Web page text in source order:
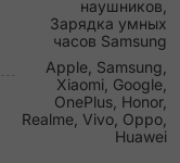
наушников,
Зарядка умных
часов Samsung
Apple, Samsung,
Xiaomi, Google,
OnePlus, Honor,
Realme, Vivo, Oppo,
Huawei